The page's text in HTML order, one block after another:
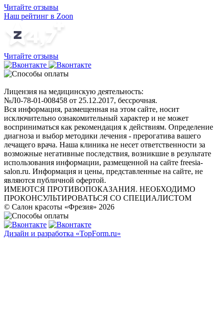
Читайте отзывы
Наш рейтинг в Zoon
Читайте отзывы
Лицензия на медицинскую деятельность:
№Л0-78-01-008458 от 25.12.2017, бессрочная.
Вся информация, размещенная на этом сайте, носит
исключительно ознакомительный характер и не может
восприниматься как рекомендация к действиям. Определение
диагноза и выбор методики лечения - прерогатива вашего
лечащего врача. Наша клиника не несет ответственности за
возможные негативные последствия, возникшие в результате
использования информации, размещенной на сайте freesia-
salon.ru. Информация и цены, представленные на сайте, не
являются публичной офертой.
ИМЕЮТСЯ ПРОТИВОПОКАЗАНИЯ. НЕОБХОДИМО
ПРОКОНСУЛЬТИРОВАТЬСЯ СО СПЕЦИАЛИСТОМ
© Салон красоты «Фрезия» 2026
Дизайн и разработка «TopForm.ru»